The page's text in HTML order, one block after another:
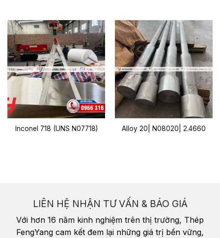
Inconel 718 (UNS N07718) Alloy 20| N08020| 2.4660
LIÊN HỆ NHẬN TƯ VẤN & BÁO GIÁ
Với hơn 16 năm kinh nghiệm trên thị trường, Thép
FengYang cam kết đem lại những giá trị bền vững,